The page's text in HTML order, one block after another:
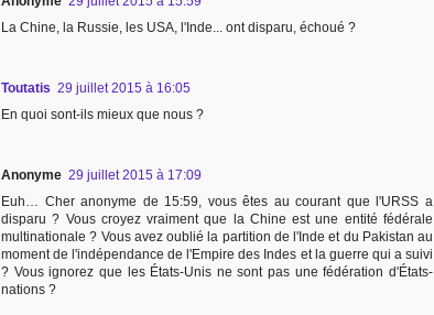
La Chine, la Russie, les USA, l'Inde... ont disparu, échoué ?
Toutatis 29 juillet 2015 à 16:05
En quoi sont-ils mieux que nous ?
Anonyme 29 juillet 2015 à 17:09
Euh… Cher anonyme de 15:59, vous êtes au courant que l'URSS a
disparu ? Vous croyez vraiment que la Chine est une entité fédérale
multinationale ? Vous avez oublié la partition de l'Inde et du Pakistan au
moment de l'indépendance de l'Empire des Indes et la guerre qui a suivi
? Vous ignorez que les États-Unis ne sont pas une fédération d'États-
nations ?